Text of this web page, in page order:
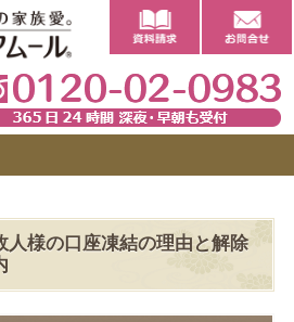
人様の口座凍結の理由と解除